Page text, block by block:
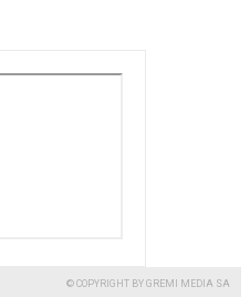
© COPYRIGHT BY GREMI MEDIA SA